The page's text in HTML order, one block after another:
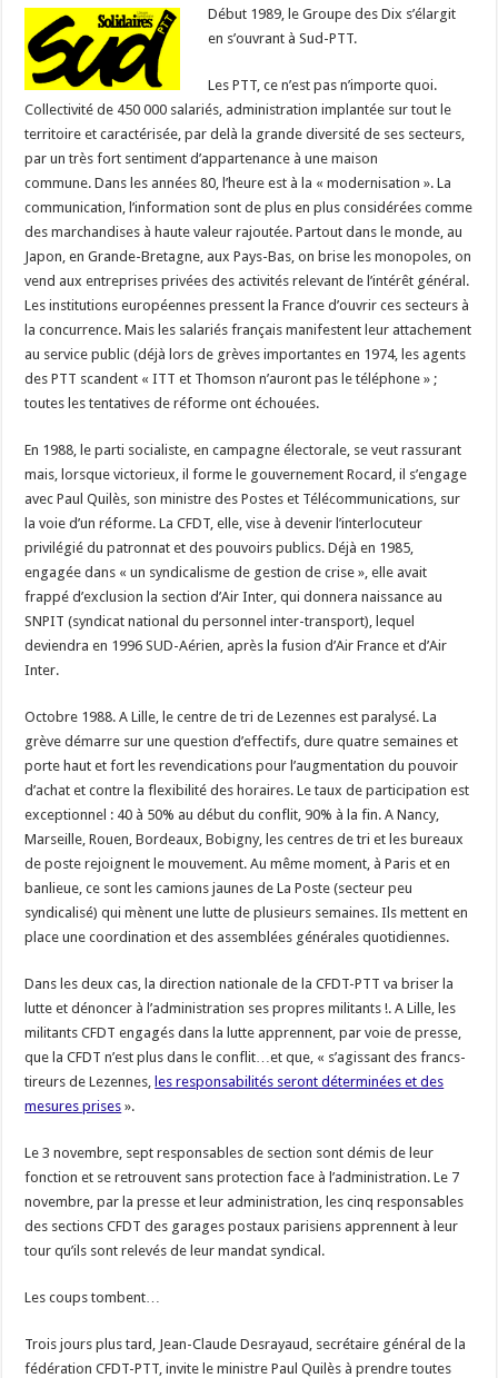
Début 1989, le Groupe des Dix s’élargit
en s’ouvrant à Sud-PTT.
Les PTT, ce n’est pas n’importe quoi.
Collectivité de 450 000 salariés, administration implantée sur tout le
territoire et caractérisée, par delà la grande diversité de ses secteurs,
par un très fort sentiment d’appartenance à une maison
commune. Dans les années 80, l’heure est à la « modernisation ». La
communication, l’information sont de plus en plus considérées comme
des marchandises à haute valeur rajoutée. Partout dans le monde, au
Japon, en Grande-Bretagne, aux Pays-Bas, on brise les monopoles, on
vend aux entreprises privées des activités relevant de l’intérêt général.
Les institutions européennes pressent la France d’ouvrir ces secteurs à
la concurrence. Mais les salariés français manifestent leur attachement
au service public (déjà lors de grèves importantes en 1974, les agents
des PTT scandent « ITT et Thomson n’auront pas le téléphone » ;
toutes les tentatives de réforme ont échouées.
En 1988, le parti socialiste, en campagne électorale, se veut rassurant
mais, lorsque victorieux, il forme le gouvernement Rocard, il s’engage
avec Paul Quilès, son ministre des Postes et Télécommunications, sur
la voie d’un réforme. La CFDT, elle, vise à devenir l’interlocuteur
privilégié du patronnat et des pouvoirs publics. Déjà en 1985,
engagée dans « un syndicalisme de gestion de crise », elle avait
frappé d’exclusion la section d’Air Inter, qui donnera naissance au
SNPIT (syndicat national du personnel inter-transport), lequel
deviendra en 1996 SUD-Aérien, après la fusion d’Air France et d’Air
Inter.
Octobre 1988. A Lille, le centre de tri de Lezennes est paralysé. La
grève démarre sur une question d’effectifs, dure quatre semaines et
porte haut et fort les revendications pour l’augmentation du pouvoir
d’achat et contre la flexibilité des horaires. Le taux de participation est
exceptionnel : 40 à 50% au début du conflit, 90% à la fin. A Nancy,
Marseille, Rouen, Bordeaux, Bobigny, les centres de tri et les bureaux
de poste rejoignent le mouvement. Au même moment, à Paris et en
banlieue, ce sont les camions jaunes de La Poste (secteur peu
syndicalisé) qui mènent une lutte de plusieurs semaines. Ils mettent en
place une coordination et des assemblées générales quotidiennes.
Dans les deux cas, la direction nationale de la CFDT-PTT va briser la
lutte et dénoncer à l’administration ses propres militants !. A Lille, les
militants CFDT engagés dans la lutte apprennent, par voie de presse,
que la CFDT n’est plus dans le conflit…et que, « s’agissant des francs-
tireurs de Lezennes, les responsabilités seront déterminées et des
mesures prises ».
Le 3 novembre, sept responsables de section sont démis de leur
fonction et se retrouvent sans protection face à l’administration. Le 7
novembre, par la presse et leur administration, les cinq responsables
des sections CFDT des garages postaux parisiens apprennent à leur
tour qu’ils sont relevés de leur mandat syndical.
Les coups tombent…
Trois jours plus tard, Jean-Claude Desrayaud, secrétaire général de la
fédération CFDT-PTT, invite le ministre Paul Quilès à prendre toutes